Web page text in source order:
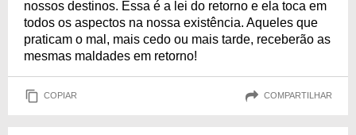
nossos destinos. Essa é a lei do retorno e ela toca em
todos os aspectos na nossa existência. Aqueles que
praticam o mal, mais cedo ou mais tarde, receberão as
mesmas maldades em retorno!
COPIAR COMPARTILHAR